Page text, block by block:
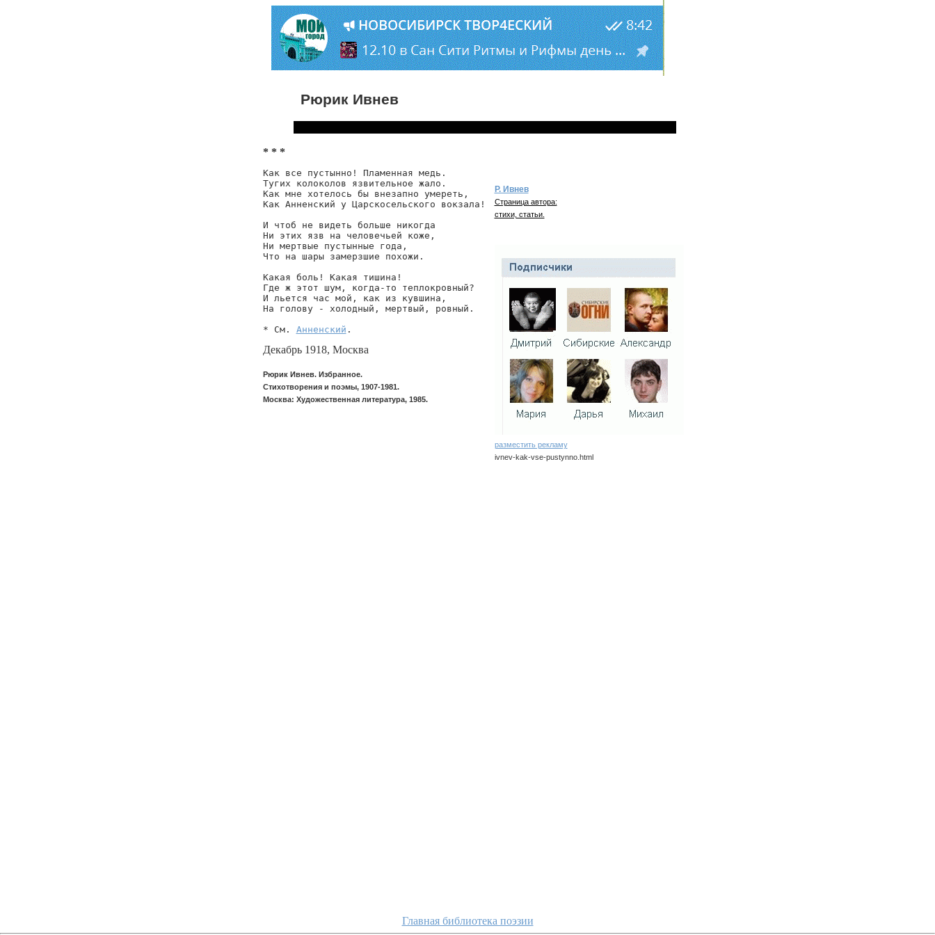
Рюрик Ивнев
* * *
Как все пустынно! Пламенная медь.
Тугих колоколов язвительное жало.
Как мне хотелось бы внезапно умереть,
Как Анненский у Царскосельского вокзала!
И чтоб не видеть больше никогда
Ни этих язв на человечьей коже,
Ни мертвые пустынные года,
Что на шары замерзшие похожи.
Какая боль! Какая тишина!
Где ж этот шум, когда-то теплокровный?
И льется час мой, как из кувшина,
На голову - холодный, мертвый, ровный.
* См. Анненский .
Декабрь 1918, Москва
Рюрик Ивнев. Избранное.
Стихотворения и поэмы, 1907-1981.
Москва: Художественная литература, 1985.
Р. Ивнев
Страница автора:
стихи, статьи.
разместить рекламу
ivnev-kak-vse-pustynno.html
Главная библиотека поэзии